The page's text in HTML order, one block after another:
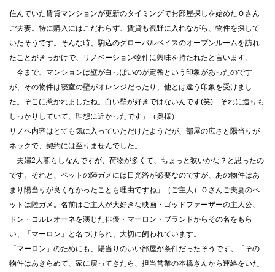
住んでいた賃貸マンションが更新のタイミングでお部屋探しを始めたＯさん
ご夫妻。特に購入にはこだわらず、賃貸も視野に入れながら、物件を探して
いたそうです。そんな時、駒込のグローバルベイスのオープンルームを訪れ
たことがきっかけで、リノベーション物件に興味を持たれたと言います。
「今まで、マンションは壁が白っぽいのが定番という印象があったのです
が、その物件は寝室の壁がオレンジだったり、他とは違う印象を受けまし
た。そこに惹かれましたね。白い壁が好きではないんです(笑) それに造りも
しっかりしていて、理想に近かったです」（奥様）
リノベ内容はとても気に入っていただけたようだが、部屋の広さと陽当りが
ネックで、契約には至りませんでした。
「夫婦2人暮らしなんですが、荷物が多くて、ちょっと狭いかな？と思ったの
です。それと、ペットの陸ガメには日光浴が必要なのですが、あの物件はあ
まり陽当りが良くなかったことも理由ですね」（ご主人）Ｏさんご夫妻のペ
ットは陸ガメ。名前はご主人が大好きな映画・ゴッドファーザーの主人公、
ドン・コルレオーネを演じた俳優・マーロン・ブランドからその名をもら
い、「マーロン」と名づけられ、大切に飼われています。
「マーロン」のためにも、陽当りのいい部屋が条件だったそうです。「その
物件はあきらめて、家に戻ってきたら、担当営業の本橋さんから連絡をいた